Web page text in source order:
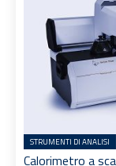
STRUMENTI DI ANALISI
Calorimetro a